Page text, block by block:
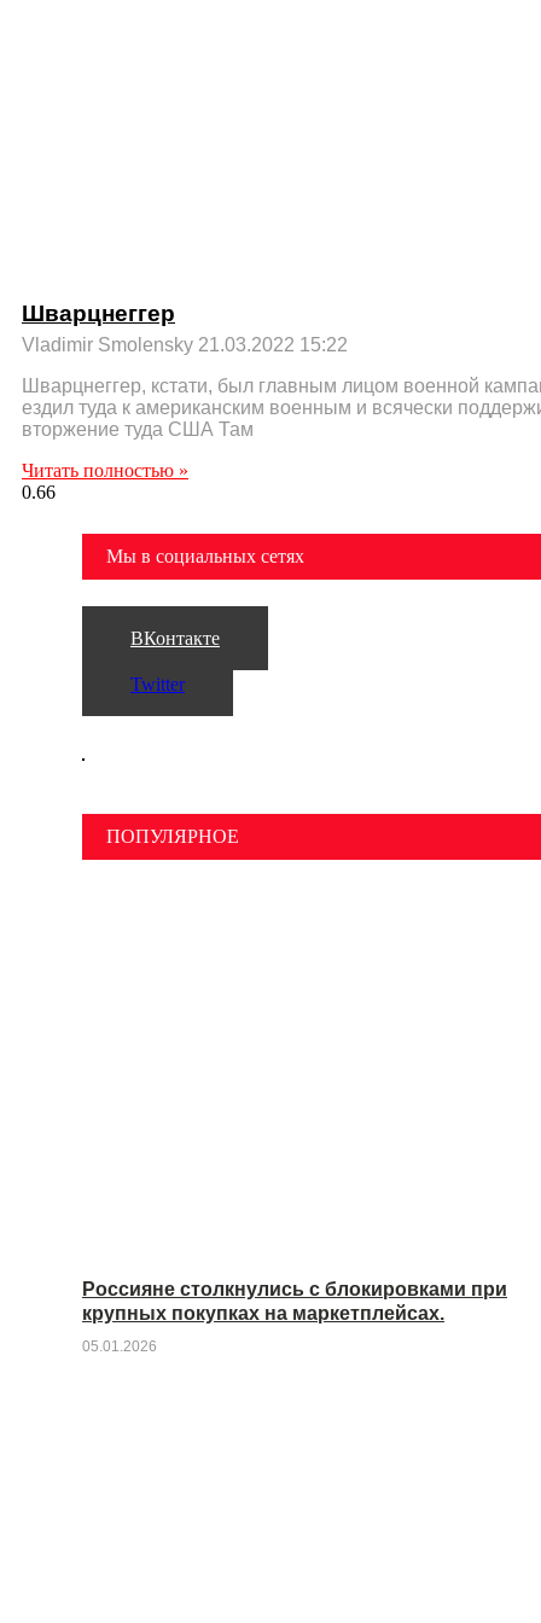
Шварцнеггер
Vladimir Smolensky 21.03.2022 15:22
Шварцнеггер, кстати, был главным лицом военной
ездил туда к американским военным и всячески
вторжение туда США Там
Читать полностью »
Мы в социальных сетях
ВКонтакте
Twitter
ПОПУЛЯРНОЕ
Россияне столкнулись с блокировками при
крупных покупках на маркетплейсах.
05.01.2026